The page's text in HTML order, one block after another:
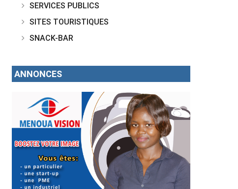
SERVICES PUBLICS
SITES TOURISTIQUES
SNACK-BAR
ANNONCES